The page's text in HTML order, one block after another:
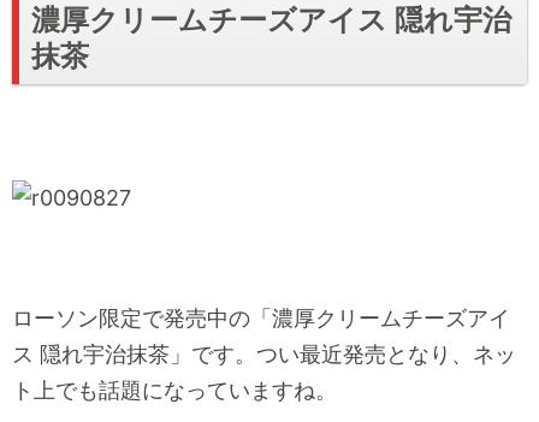
濃厚クリームチーズアイス 隠れ宇治
抹茶
ローソン限定で発売中の「濃厚クリームチーズアイ
ス 隠れ宇治抹茶」です。つい最近発売となり、ネッ
ト上でも話題になっていますね。